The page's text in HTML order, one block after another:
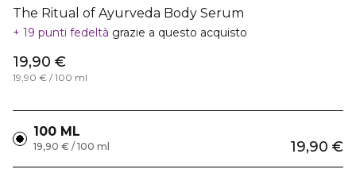
The Ritual of Ayurveda Body Serum
19 punti fedeltà grazie a questo acquisto
19,90 €
19,90 € / 100 ml
100 ML
19,90 €
19,90 € / 100 ml